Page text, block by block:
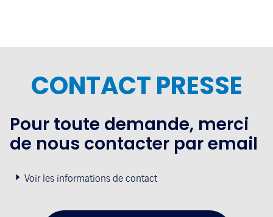
CONTACT PRESSE
Pour toute demande, merci
de nous contacter par email
Voir les informations de contact